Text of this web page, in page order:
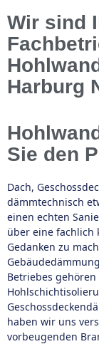
Wir sind
Harburg
Sie den
Dach,
dämmtechnisch
einen echten
über eine fachlich
Gedanken zu
Betriebes
haben wir uns
vorbeugenden